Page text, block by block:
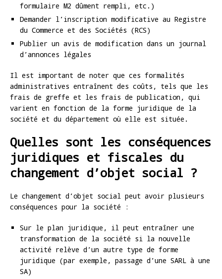
formulaire M2 dûment rempli, etc.)
Demander l’inscription modificative au Registre
du Commerce et des Sociétés (RCS)
Publier un avis de modification dans un journal
d’annonces légales
Il est important de noter que ces formalités
administratives entraînent des coûts, tels que les
frais de greffe et les frais de publication, qui
varient en fonction de la forme juridique de la
société et du département où elle est située.
Quelles sont les conséquences
juridiques et fiscales du
changement d’objet social ?
Le changement d’objet social peut avoir plusieurs
conséquences pour la société :
Sur le plan juridique, il peut entraîner une
transformation de la société si la nouvelle
activité relève d’un autre type de forme
juridique (par exemple, passage d’une SARL à une
SA)